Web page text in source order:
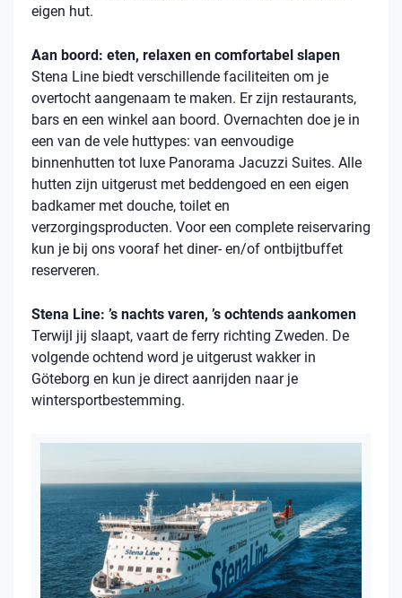
eigen hut.
Aan boord: eten, relaxen en comfortabel slapen
Stena Line biedt verschillende faciliteiten om je
overtocht aangenaam te maken. Er zijn restaurants,
bars en een winkel aan boord. Overnachten doe je in
een van de vele huttypes: van eenvoudige
binnenhutten tot luxe Panorama Jacuzzi Suites. Alle
hutten zijn uitgerust met beddengoed en een eigen
badkamer met douche, toilet en
verzorgingsproducten. Voor een complete reiservaring
kun je bij ons vooraf het diner- en/of ontbijtbuffet
reserveren.
Stena Line: ’s nachts varen, ’s ochtends aankomen
Terwijl jij slaapt, vaart de ferry richting Zweden. De
volgende ochtend word je uitgerust wakker in
Göteborg en kun je direct aanrijden naar je
wintersportbestemming.